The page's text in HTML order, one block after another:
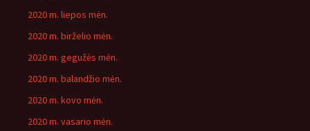
2020 m. liepos mėn.
2020 m. birželio mėn.
2020 m. gegužės mėn.
2020 m. balandžio mėn.
2020 m. kovo mėn.
2020 m. vasario mėn.